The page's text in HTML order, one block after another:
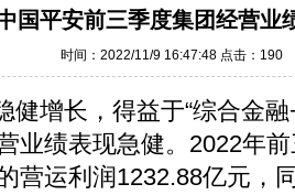
国平安前三季度集团经营业
时间：2022/11/9 16:47:48 点击： 190
健增长，得益于“综合金
业绩表现急健。2022年
营运利润1232.88亿元，